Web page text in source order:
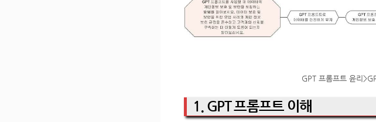
GPT 프롬프트 윤리
1. GPT 프롬프트 이해